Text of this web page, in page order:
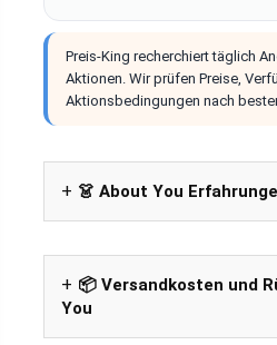
Preis-King recherchiert täglich
Aktionen. Wir prüfen Preise,
Aktionsbedingungen nach
👗 About You
📦 Versandkosten und
You